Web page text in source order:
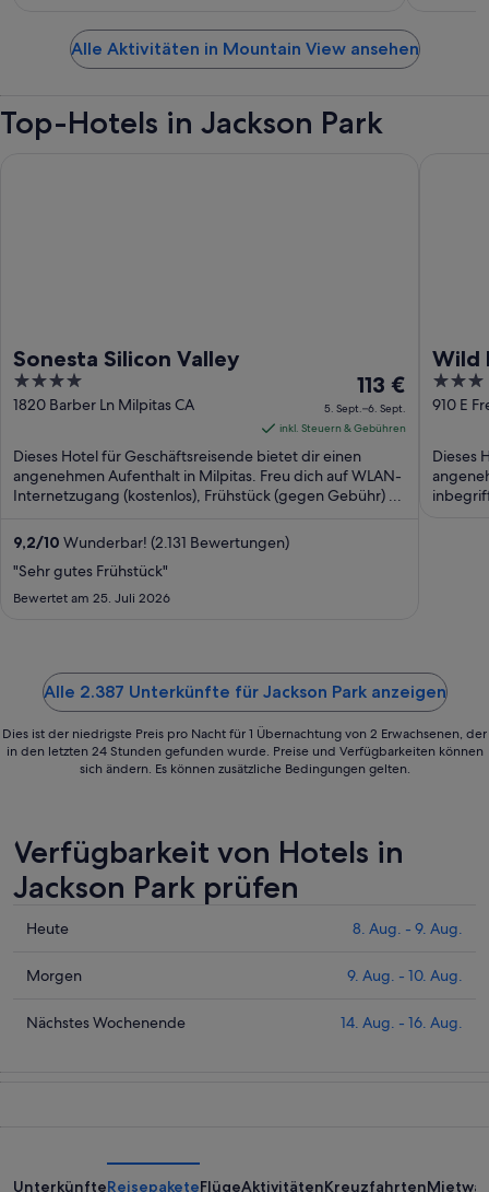
Alle Aktivitäten in Mountain View ansehen
Top-Hotels in Jackson Park
Sonesta Silicon Valley
4
out
5
1820 Barber Ln Milpitas CA
Der
Preis
beträgt
113 €
pro
Nacht
113 €
5. Sept.–6. Sept.
inkl. Steuern & Gebühren
Dieses Hotel für Geschäftsreisende bietet dir einen
angenehmen Aufenthalt in Milpitas. Freu dich auf WLAN-
Internetzugang (kostenlos), Frühstück (gegen Gebühr) ...
9,2/10 Wunderbar! (2.131 Bewertungen)
"Sehr gutes Frühstück"
Bewertet am 25. Juli 2026
Wild
3
out
5
910 E
Dieses
Alle 2.387 Unterkünfte für Jackson Park anzeigen
Dies ist der niedrigste Preis pro Nacht für 1 Übernachtung von 2 Erwachsenen, der
in den letzten 24 Stunden gefunden wurde. Preise und Verfügbarkeiten können
sich ändern. Es können zusätzliche Bedingungen gelten.
Verfügbarkeit von Hotels in
Jackson Park prüfen
Prüfe
Preise
Jackson
9.
Heute 8. Aug. - 9. Aug.
Prüfe
Preise
Aug.
Morgen 9. Aug. - 10. Aug.
Prüfe
nächsten
Nächstes Wochenende 14. Aug. - 16. Aug.
UnterkünfteReisepaketeFlügeAktivitätenKreuzfahrten